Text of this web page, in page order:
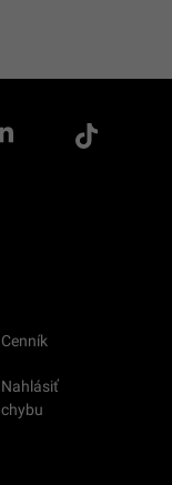
Cenník
Nahlásiť
chybu